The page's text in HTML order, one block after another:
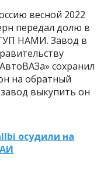
весной 2022
передал долю в
НАМИ. Завод в
сохранил
на обратный
выкупить он
осудили на